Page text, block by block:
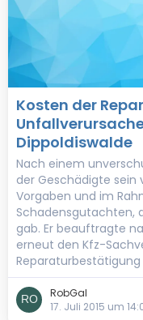
Kosten der
Dippoldiswalde
Nach einem
der Geschädigte sein
Vorgaben und im
Schadensgutachten,
gab. Er beauftragte
erneut den Kfz-
Reparaturbestätigung
RobGal
17. Juli 2015 um